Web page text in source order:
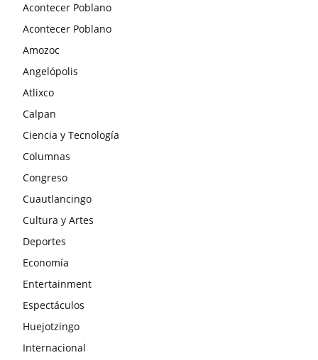
Acontecer Poblano
Acontecer Poblano
Amozoc
Angelópolis
Atlixco
Calpan
Ciencia y Tecnología
Columnas
Congreso
Cuautlancingo
Cultura y Artes
Deportes
Economía
Entertainment
Espectáculos
Huejotzingo
Internacional